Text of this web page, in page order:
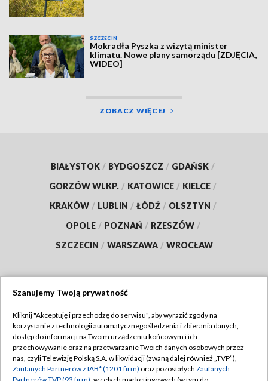
SZCZECIN
Mokradła Pyszka z wizytą minister
klimatu. Nowe plany samorządu [ZDJĘCIA,
WIDEO]
ZOBACZ WIĘCEJ
BIAŁYSTOK / BYDGOSZCZ / GDAŃSK /
GORZÓW WLKP. / KATOWICE / KIELCE /
KRAKÓW / LUBLIN / ŁÓDŹ / OLSZTYN /
OPOLE / POZNAŃ / RZESZÓW /
SZCZECIN / WARSZAWA / WROCŁAW
TVP
Abonament TVP
Emisja w TVP
Regulamin TVP
Polityka prywatności
Szanujemy Twoją prywatność
Kliknij "Akceptuję i przechodzę do serwisu", aby wyrazić zgody na
korzystanie z technologii automatycznego śledzenia i zbierania danych,
dostęp do informacji na Twoim urządzeniu końcowym i ich
przechowywanie oraz na przetwarzanie Twoich danych osobowych przez
nas, czyli Telewizję Polską S.A. w likwidacji (zwaną dalej również „TVP”),
Zaufanych Partnerów z IAB* (1201 firm) oraz pozostałych Zaufanych